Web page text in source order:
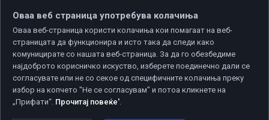
Copyright © 2026 Developed by
Оваа веб страница употребува колачиња
Оваа веб-страница користи колачиња кои помагаат на веб-
страницата да функционира и исто така да следи како
комуницирате со нашата веб-страница. За да го обезбедиме
најдоброто корисничко искуство, изберете поединечно дали се
согласувате или не со секое од специфичните колачиња преку
избор на копчето "Не се согласувам" и потоа кликнете на
„Прифати“. Прочитај повеќе'.